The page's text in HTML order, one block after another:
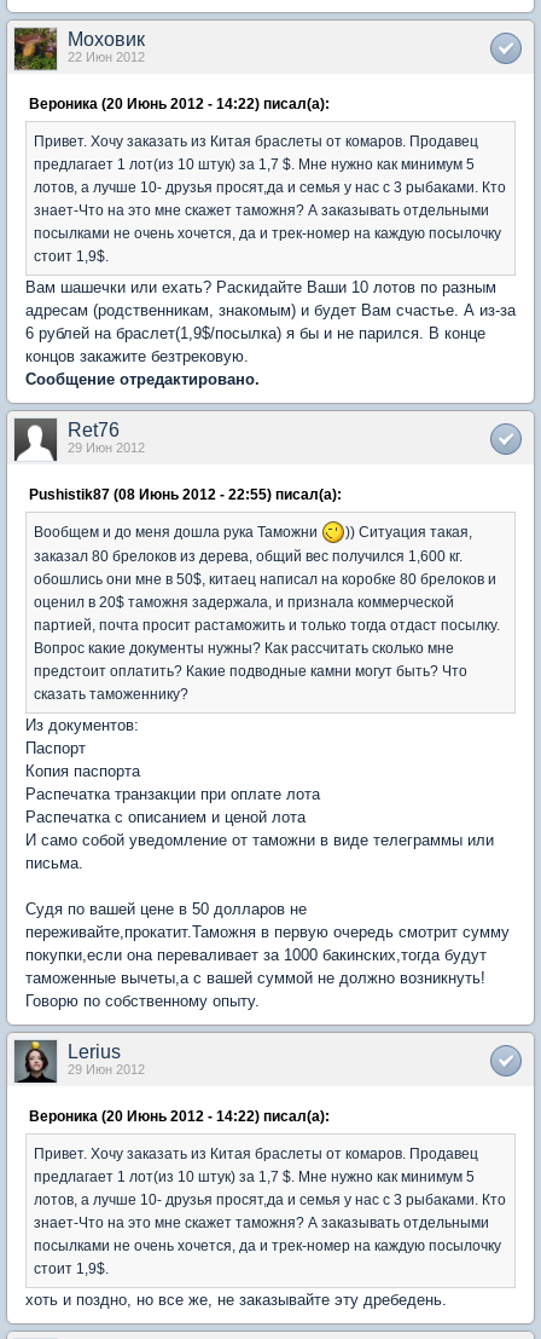
Моховик
22 Июн 2012
Вероника (20 Июнь 2012 - 14:22) писал(а):
Привет. Хочу заказать из Китая браслеты от комаров. Продавец
предлагает 1 лот(из 10 штук) за 1,7 $. Мне нужно как минимум 5
лотов, а лучше 10- друзья просят,да и семья у нас с 3 рыбаками. Кто
знает-Что на это мне скажет таможня? А заказывать отдельными
посылками не очень хочется, да и трек-номер на каждую посылочку
стоит 1,9$.
Вам шашечки или ехать? Раскидайте Ваши 10 лотов по разным
адресам (родственникам, знакомым) и будет Вам счастье. А из-за
6 рублей на браслет(1,9$/посылка) я бы и не парился. В конце
концов закажите безтрековую.
Сообщение отредактировано.
Ret76
29 Июн 2012
Pushistik87 (08 Июнь 2012 - 22:55) писал(а):
Вообщем и до меня дошла рука Таможни
)) Ситуация такая,
заказал 80 брелоков из дерева, общий вес получился 1,600 кг.
обошлись они мне в 50$, китаец написал на коробке 80 брелоков и
оценил в 20$ таможня задержала, и признала коммерческой
партией, почта просит растаможить и только тогда отдаст посылку.
Вопрос какие документы нужны? Как рассчитать сколько мне
предстоит оплатить? Какие подводные камни могут быть? Что
сказать таможеннику?
Из документов:
Паспорт
Копия паспорта
Распечатка транзакции при оплате лота
Распечатка с описанием и ценой лота
И само собой уведомление от таможни в виде телеграммы или
письма.
Судя по вашей цене в 50 долларов не
переживайте,прокатит.Таможня в первую очередь смотрит сумму
покупки,если она переваливает за 1000 бакинских,тогда будут
таможенные вычеты,а с вашей суммой не должно возникнуть!
Говорю по собственному опыту.
Lerius
29 Июн 2012
Вероника (20 Июнь 2012 - 14:22) писал(а):
Привет. Хочу заказать из Китая браслеты от комаров. Продавец
предлагает 1 лот(из 10 штук) за 1,7 $. Мне нужно как минимум 5
лотов, а лучше 10- друзья просят,да и семья у нас с 3 рыбаками. Кто
знает-Что на это мне скажет таможня? А заказывать отдельными
посылками не очень хочется, да и трек-номер на каждую посылочку
стоит 1,9$.
хоть и поздно, но все же, не заказывайте эту дребедень.